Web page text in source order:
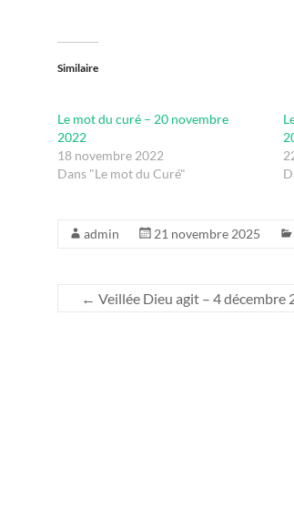
Similaire
Le mot du curé – 20 novembre
2022
18 novembre 2022
Dans "Le mot du Curé"
admin 21 novembre 2025
← Veillée Dieu agit – 4 décembre